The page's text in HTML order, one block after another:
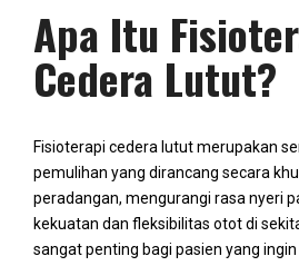
Apa Itu
Cedera Lutut?
Fisioterapi cedera lutut merupakan
pemulihan yang dirancang secara
peradangan, mengurangi rasa nyeri
kekuatan dan fleksibilitas otot di
sangat penting bagi pasien yang